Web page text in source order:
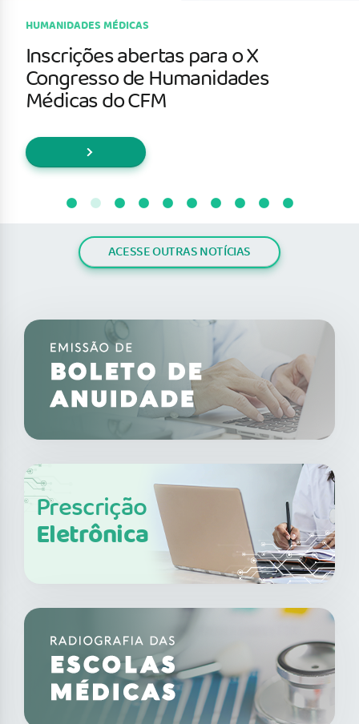
HUMANIDADES MÉDICAS
Inscrições abertas para o X
Congresso de Humanidades
Médicas do CFM
ACESSE OUTRAS NOTÍCIAS
Prescrição
Eletrônica